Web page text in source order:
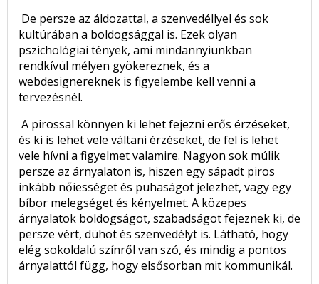
De persze az áldozattal, a szenvedéllyel és sok
kultúrában a boldogsággal is. Ezek olyan
pszichológiai tények, ami mindannyiunkban
rendkívül mélyen gyökereznek, és a
webdesignereknek is figyelembe kell venni a
tervezésnél.
A pirossal könnyen ki lehet fejezni erős érzéseket,
és ki is lehet vele váltani érzéseket, de fel is lehet
vele hívni a figyelmet valamire. Nagyon sok múlik
persze az árnyalaton is, hiszen egy sápadt piros
inkább nőiességet és puhaságot jelezhet, vagy egy
bíbor melegséget és kényelmet. A közepes
árnyalatok boldogságot, szabadságot fejeznek ki, de
persze vért, dühöt és szenvedélyt is. Látható, hogy
elég sokoldalú színről van szó, és mindig a pontos
árnyalattól függ, hogy elsősorban mit kommunikál.